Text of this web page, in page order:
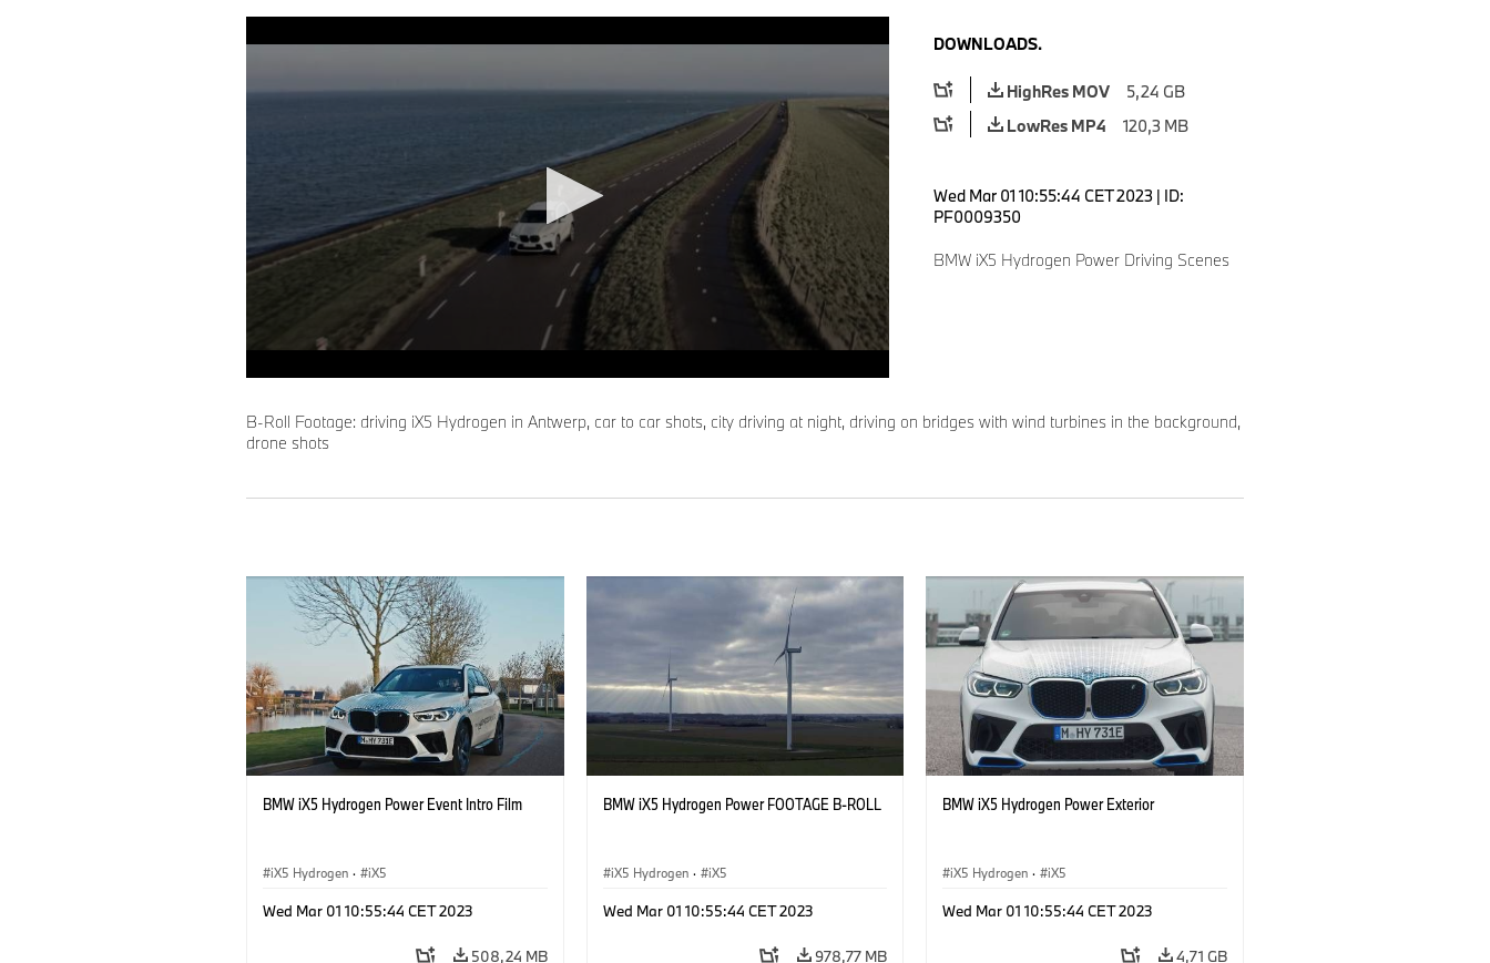
of
0
DOWNLOADS.
HighRes MOV
5,24 GB
LowRes MP4
120,3 MB
Wed Mar 01 10:55:44 CET 2023 | ID:
PF0009350
BMW iX5 Hydrogen Power Driving Scenes
B-Roll Footage: driving iX5 Hydrogen in Antwerp, car to car shots, city driving at night, driving on bridges with wind turbines in the background,
drone shots
BMW iX5 Hydrogen Power Event Intro Film
iX5 Hydrogen · iX5
Wed Mar 01 10:55:44 CET 2023
508,24 MB
BMW iX5 Hydrogen Power FOOTAGE B-ROLL
iX5 Hydrogen · iX5
Wed Mar 01 10:55:44 CET 2023
978,77 MB
BMW iX5 Hydrogen Power Exterior
iX5 Hydrogen · iX5
Wed Mar 01 10:55:44 CET 2023
4,71 GB